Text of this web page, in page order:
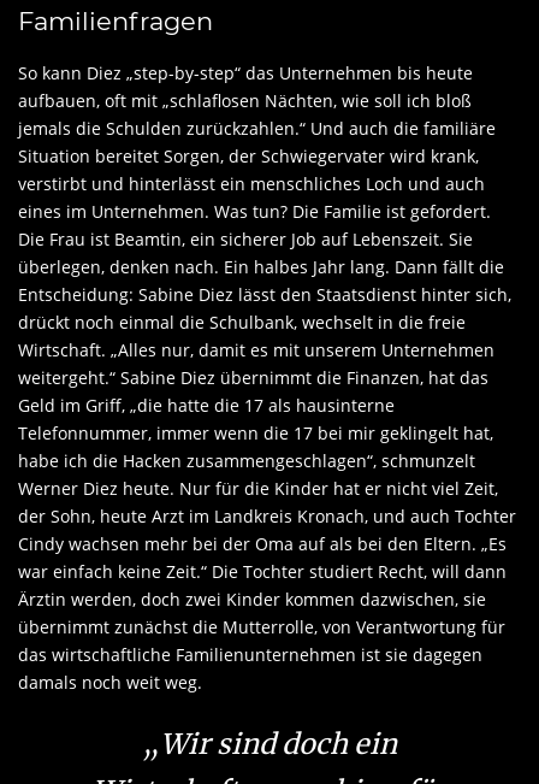
Familienfragen
So kann Diez „step-by-step“ das Unternehmen bis heute
aufbauen, oft mit „schlaflosen Nächten, wie soll ich bloß
jemals die Schulden zurückzahlen.“ Und auch die familiäre
Situation bereitet Sorgen, der Schwiegervater wird krank,
verstirbt und hinterlässt ein menschliches Loch und auch
eines im Unternehmen. Was tun? Die Familie ist gefordert.
Die Frau ist Beamtin, ein sicherer Job auf Lebenszeit. Sie
überlegen, denken nach. Ein halbes Jahr lang. Dann fällt die
Entscheidung: Sabine Diez lässt den Staatsdienst hinter sich,
drückt noch einmal die Schulbank, wechselt in die freie
Wirtschaft. „Alles nur, damit es mit unserem Unternehmen
weitergeht.“ Sabine Diez übernimmt die Finanzen, hat das
Geld im Griff, „die hatte die 17 als hausinterne
Telefonnummer, immer wenn die 17 bei mir geklingelt hat,
habe ich die Hacken zusammengeschlagen“, schmunzelt
Werner Diez heute. Nur für die Kinder hat er nicht viel Zeit,
der Sohn, heute Arzt im Landkreis Kronach, und auch Tochter
Cindy wachsen mehr bei der Oma auf als bei den Eltern. „Es
war einfach keine Zeit.“ Die Tochter studiert Recht, will dann
Ärztin werden, doch zwei Kinder kommen dazwischen, sie
übernimmt zunächst die Mutterrolle, von Verantwortung für
das wirtschaftliche Familienunternehmen ist sie dagegen
damals noch weit weg.
„Wir sind doch ein